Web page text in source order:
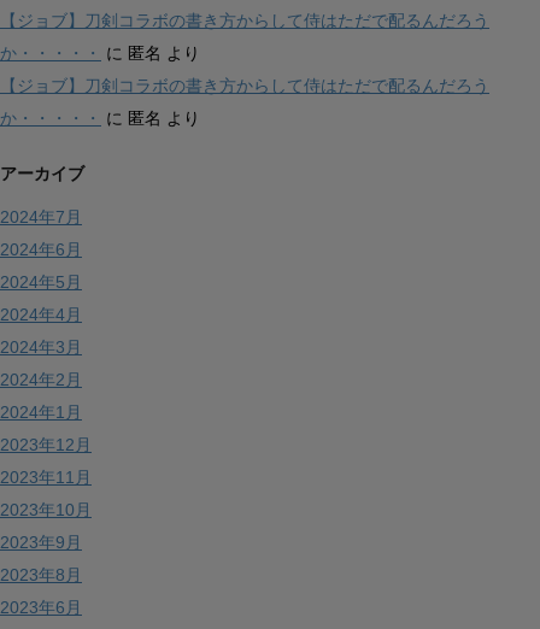
【ジョブ】刀剣コラボの書き方からして侍はただで配るんだろう
か・・・・・
に 匿名 より
【ジョブ】刀剣コラボの書き方からして侍はただで配るんだろう
か・・・・・
に 匿名 より
アーカイブ
2024年7月
2024年6月
2024年5月
2024年4月
2024年3月
2024年2月
2024年1月
2023年12月
2023年11月
2023年10月
2023年9月
2023年8月
2023年6月